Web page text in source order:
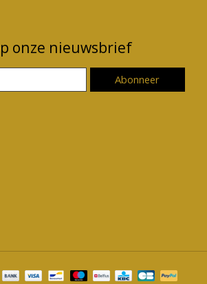
onze nieuwsbrief
Abonneer